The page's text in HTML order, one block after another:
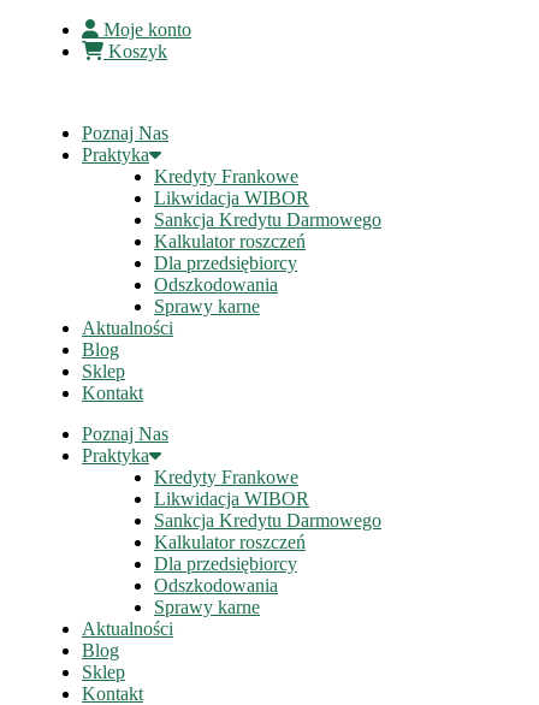
Moje konto
Koszyk
Poznaj Nas
Praktyka
Kredyty Frankowe
Likwidacja WIBOR
Sankcja Kredytu Darmowego
Kalkulator roszczeń
Dla przedsiębiorcy
Odszkodowania
Sprawy karne
Aktualności
Blog
Sklep
Kontakt
Poznaj Nas
Praktyka
Kredyty Frankowe
Likwidacja WIBOR
Sankcja Kredytu Darmowego
Kalkulator roszczeń
Dla przedsiębiorcy
Odszkodowania
Sprawy karne
Aktualności
Blog
Sklep
Kontakt